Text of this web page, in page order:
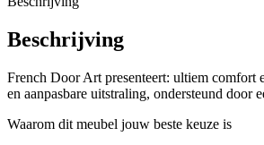
Beschrijving
French Door Art presenteert: ultiem comfort
en aanpasbare uitstraling, ondersteund door
Waarom dit meubel jouw beste keuze is